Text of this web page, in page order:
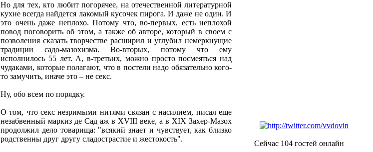
Но для тех, кто любит погорячее, на отечественной литературной
кухне всегда найдется лакомый кусочек пирога. И даже не один. И
это очень даже неплохо. Потому что, во-первых, есть неплохой
повод поговорить об этом, а также об авторе, который в своем с
позволения сказать творчестве расширил и углубил немеркнущие
традиции садо-мазохизма. Во-вторых, потому что ему
исполнилось 55 лет. А, в-третьих, можно просто посмеяться над
чудаками, которые полагают, что в постели надо обязательно кого-
то замучить, иначе это – не секс.
Ну, обо всем по порядку.
О том, что секс незримыми нитями связан с насилием, писал еще
незабвенный маркиз де Сад аж в XVIII веке, а в XIX Захер-Мазох
продолжил дело товарища: "всякий знает и чувствует, как близко
родственны друг другу сладострастие и жестокость".
Сейчас 104 гостей онлайн